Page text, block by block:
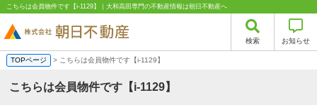
こちらは会員物件です【i-1129】｜大和高田専門の不動産情報は朝日不動産へ
検索 お知らせ
TOPページ > こちらは会員物件です【i-1129】
こちらは会員物件です【i-1129】